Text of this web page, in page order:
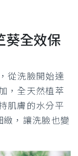
葵全效保
從洗臉開始達
，全天然植萃
肌膚的水分平
緻，讓洗臉也變